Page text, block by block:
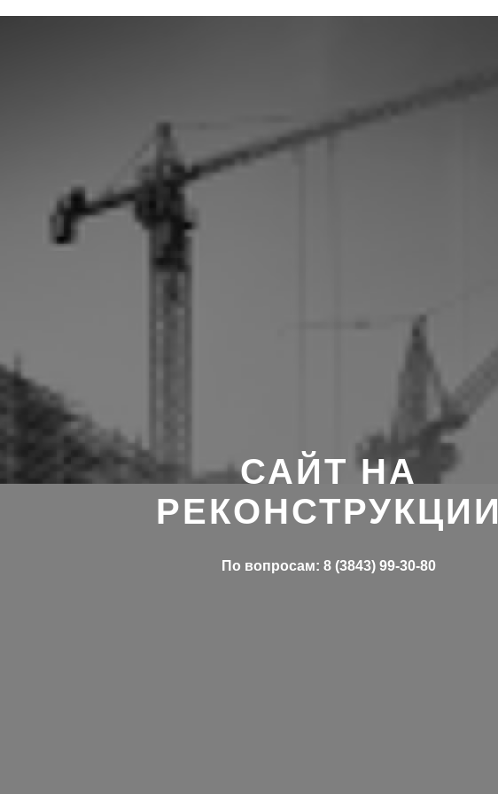
САЙТ НА
РЕКОНСТРУКЦИИ
По вопросам: 8 (3843) 99-30-80